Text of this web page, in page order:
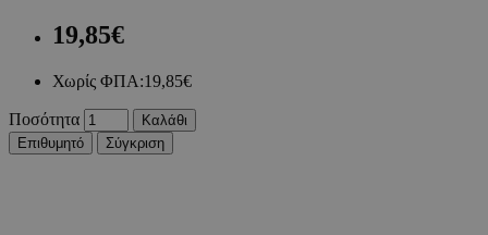
19,85€
Χωρίς ΦΠΑ:19,85€
Ποσότητα
Καλάθι
Επιθυμητό
Σύγκριση